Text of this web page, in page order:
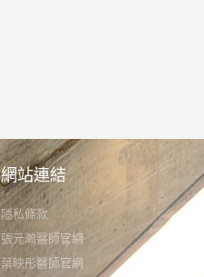
網站連結
隱私條款
張元瀚醫師官網
葉映彤醫師官網